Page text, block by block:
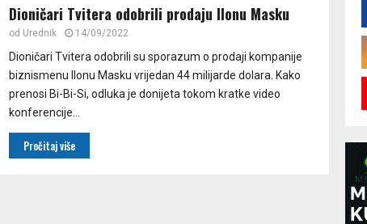
Dioničari Tvitera odobrili prodaju Ilonu Masku
od Urednik 14/09/2022
Dioničari Tvitera odobrili su sporazum o prodaji kompanije
biznismenu Ilonu Masku vrijedan 44 milijarde dolara. Kako
prenosi Bi-Bi-Si, odluka je donijeta tokom kratke video
konferencije...
Pročitaj više